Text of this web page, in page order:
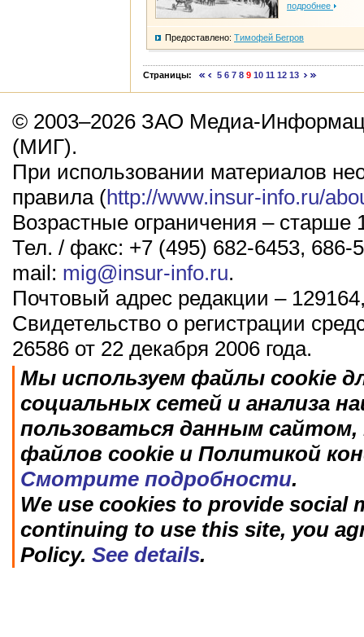
подробнее
Предоставлено: Тимофей Бегров
Страницы: 5 6 7 8 9 10 11 12 13
© 2003–2026 ЗАО Медиа-
(МИГ).
При использовании материалов
правила (http://www.insur-info.ru/
Возрастные ограничения – старше
Тел. / факс: +7 (495) 682-6453, 686-
mail: mig@insur-info.ru.
Почтовый адрес редакции –
Свидетельство о регистрации
26586 от 22 декабря 2006 года.
Мы используем файлы cookie
социальных сетей и анализа
пользоваться данным
файлов cookie и Политикой
Смотрите подробности.
We use cookies to provide social
continuing to use this site, you
Policy. See details.